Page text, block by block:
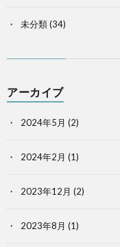
未分類(34)
アーカイブ
2024年5月 (2)
2024年2月 (1)
2023年12月 (2)
2023年8月 (1)